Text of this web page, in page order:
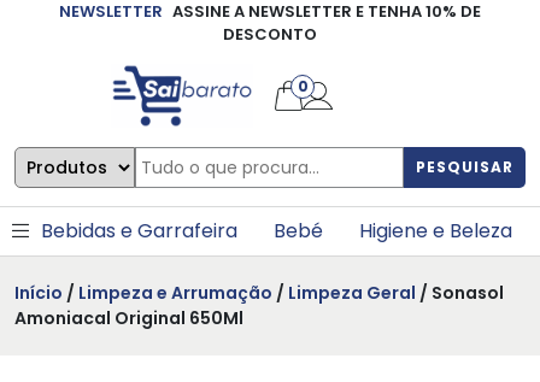
NEWSLETTER ASSINE A NEWSLETTER E TENHA 10% DE
DESCONTO
PESQUISAR
0
Bebidas e Garrafeira Bebé Higiene e Beleza
Início / Limpeza e Arrumação / Limpeza Geral / Sonasol
Amoniacal Original 650Ml